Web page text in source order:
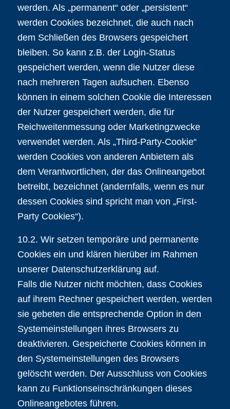
werden. Als „permanent“ oder „persistent“
werden Cookies bezeichnet, die auch nach
dem Schließen des Browsers gespeichert
bleiben. So kann z.B. der Login-Status
gespeichert werden, wenn die Nutzer diese
nach mehreren Tagen aufsuchen. Ebenso
können in einem solchen Cookie die Interessen
der Nutzer gespeichert werden, die für
Reichweitenmessung oder Marketingzwecke
verwendet werden. Als „Third-Party-Cookie“
werden Cookies von anderen Anbietern als
dem Verantwortlichen, der das Onlineangebot
betreibt, bezeichnet (andernfalls, wenn es nur
dessen Cookies sind spricht man von „First-
Party Cookies“).
10.2. Wir setzen temporäre und permanente
Cookies ein und klären hierüber im Rahmen
unserer Datenschutzerklärung auf.
Falls die Nutzer nicht möchten, dass Cookies
auf ihrem Rechner gespeichert werden, werden
sie gebeten die entsprechende Option in den
Systemeinstellungen ihres Browsers zu
deaktivieren. Gespeicherte Cookies können in
den Systemeinstellungen des Browsers
gelöscht werden. Der Ausschluss von Cookies
kann zu Funktionseinschränkungen dieses
Onlineangebotes führen.